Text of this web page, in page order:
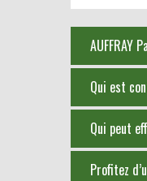
AUFFRAY
Qui est
Qui peut
Profitez